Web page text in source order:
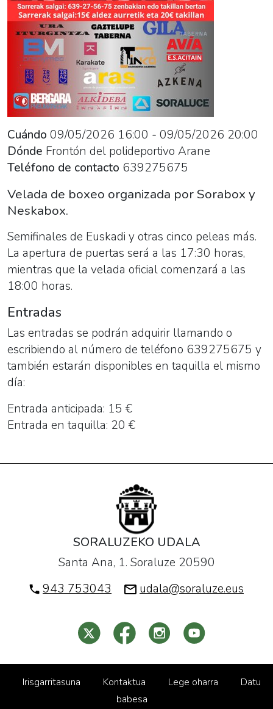
Sorabox
Neskabox.
Cuándo 09/05/2026 16:00 - 09/05/2026 20:00
Dónde Frontón del polideportivo Arane
Teléfono de contacto 639275675
Velada de boxeo organizada por Sorabox y
Neskabox.
Semifinales de Euskadi y otras cinco peleas más.
La apertura de puertas será a las 17:30 horas,
mientras que la velada oficial comenzará a las
18:00 horas.
Entradas
Las entradas se podrán adquirir llamando o
escribiendo al número de teléfono 639275675 y
también estarán disponibles en taquilla el mismo
día:
Entrada anticipada: 15 €
Entrada en taquilla: 20 €
SORALUZEKO UDALA
Santa Ana, 1. Soraluze 20590
943 753043
udala@soraluze.eus
Irisgarritasuna Kontaktua Lege oharra
Datu
babesa